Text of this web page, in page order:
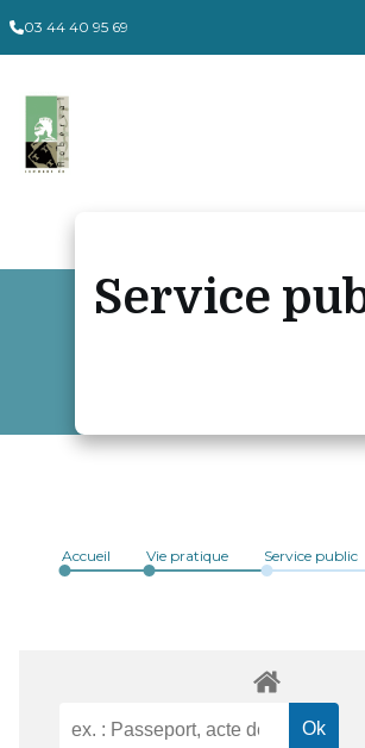
03 44 40 95 69
Service
Accueil Vie pratique Service public
Panneau de gestion des cookies